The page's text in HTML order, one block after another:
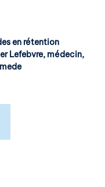
en rétention
Lefebvre, médecin,